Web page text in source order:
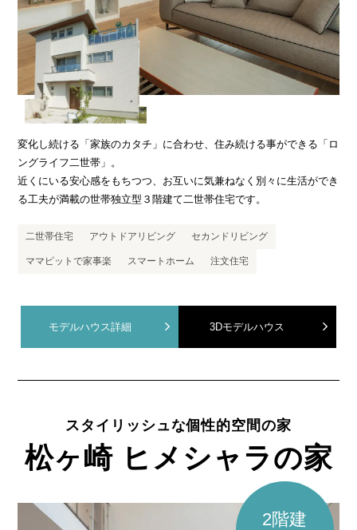
変化し続ける「家族のカタチ」に合わせ、住み続ける事ができる「ロ
ングライフ二世帯」。
近くにいる安心感をもちつつ、お互いに気兼ねなく別々に生活ができ
る工夫が満載の世帯独立型３階建て二世帯住宅です。
二世帯住宅 アウトドアリビング セカンドリビング
ママピットで家事楽 スマートホーム 注文住宅
モデルハウス詳細 3Dモデルハウス
スタイリッシュな個性的空間の家
松ヶ崎 ヒメシャラの家
2階建